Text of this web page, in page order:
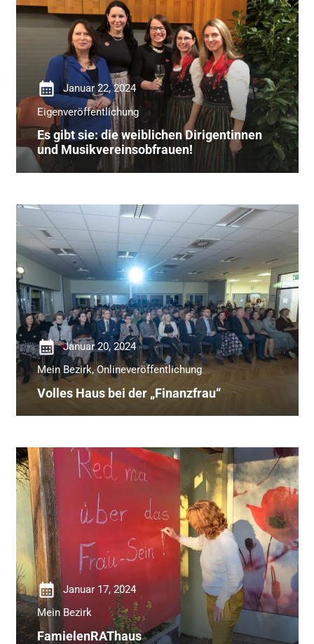
calendar_month Januar 22, 2024
Eigenveröffentlichung
Es gibt sie: die weiblichen Dirigentinnen
und Musikvereinsobfrauen!
calendar_month Januar 20, 2024
Mein Bezirk,Onlineveröffentlichung
Volles Haus bei der „Finanzfrau“
calendar_month Januar 17, 2024
Mein Bezirk
FamielenRAThaus